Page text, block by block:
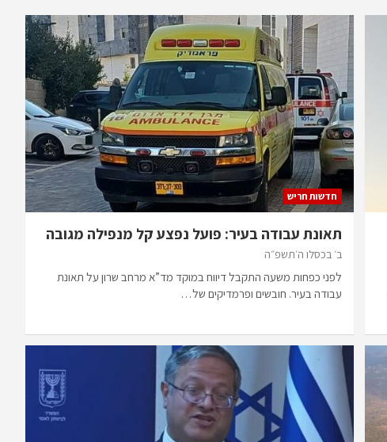
חדשות חריש
תאונת עבודה בעיר: פועל נפצע קל מנפילה מגובה
ב׳ בכסלו ה׳תשפ״ה
לפני כפחות משעה התקבל דיווח במוקד מד”א מרחב שרון על תאונת
עבודה בעיר. חובשים ופרמדיקים של…